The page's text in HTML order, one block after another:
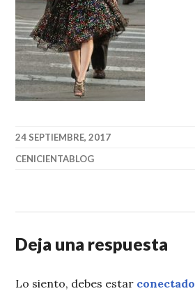
24 SEPTIEMBRE, 2017
CENICIENTABLOG
Deja una respuesta
Lo siento, debes estar conectado